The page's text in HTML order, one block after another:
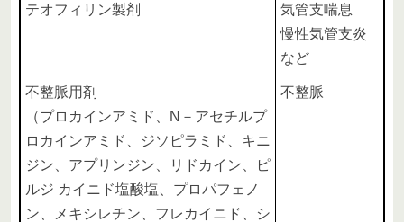
テオフィリン製剤
気管支喘息
慢性気管支炎
など
不整脈用剤
（プロカインアミド、N－アセチルプ
ロカインアミド、ジソピラミド、キニ
ジン、アプリンジン、リドカイン、ピ
ルジ カイニド塩酸塩、プロパフェノ
ン、メキシレチン、フレカイニド、シ
不整脈